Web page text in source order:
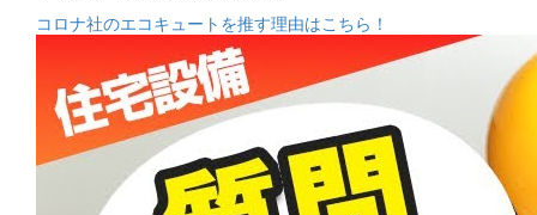
コロナ社のエコキュートを推す理由はこちら！